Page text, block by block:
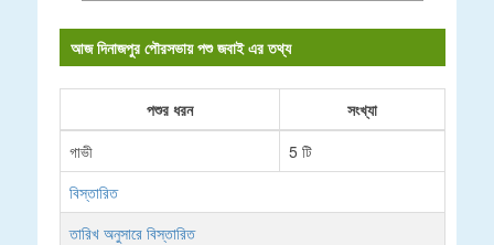
আজ দিনাজপুর পৌরসভায় পশু জবাই এর তথ্য
পশুর ধরন
সংখ্যা
গাভী
5 টি
বিস্তারিত
তারিখ অনুসারে বিস্তারিত